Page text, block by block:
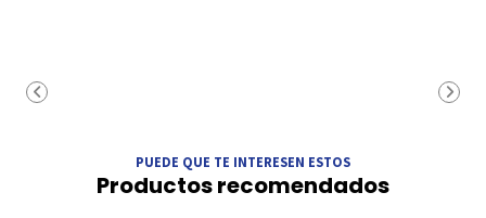
PUEDE QUE TE INTERESEN ESTOS
Productos recomendados